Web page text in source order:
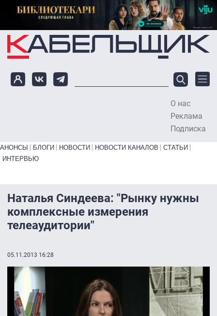
Перейти к основному содержанию
О нас
Реклама
Подписка
Primary links bottom
АНОНСЫ БЛОГИ НОВОСТИ НОВОСТИ КАНАЛОВ
СТАТЬИ
ИНТЕРВЬЮ
Наталья Синдеева: "Рынку нужны
комплексные измерения
телеаудитории"
05.11.2013 16:28